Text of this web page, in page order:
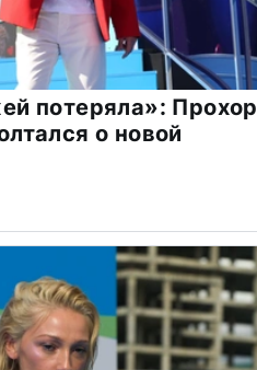
потеряла»: Прохор
о новой